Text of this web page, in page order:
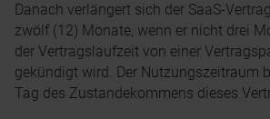
Danach verlängert sich der SaaS-
zwölf (12) Monate, wenn er nicht drei
der Vertragslaufzeit von einer
gekündigt wird. Der Nutzungszeitraum
Tag des Zustandekommens dieses